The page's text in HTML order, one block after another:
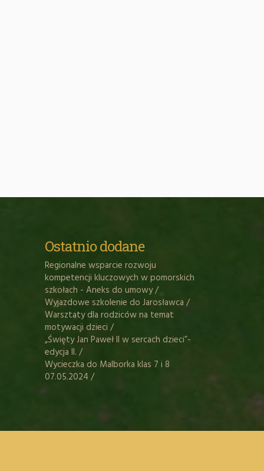
Ostatnio dodane
Regionalne wsparcie rozwoju
kompetencji kluczowych w pomorskich
szkołach - Aneks do umowy/
Wyjazdowe szkolenie do Jarosławca /
Warsztaty dla rodziców na temat
motywacji dzieci /
„Święty Jan Paweł II w sercach dzieci”-
edycja II. /
Wycieczka do Malborka klas 7 i 8
07.05.2024 /